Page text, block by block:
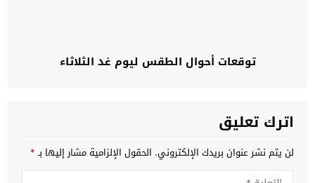
توقعات أحوال الطقس ليوم غد الثلاثاء
اترك تعليق
لن يتم نشر عنوان بريدك الإلكتروني. الحقول الإلزامية مشار إليها بـ*